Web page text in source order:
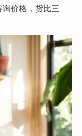
价格，货比三